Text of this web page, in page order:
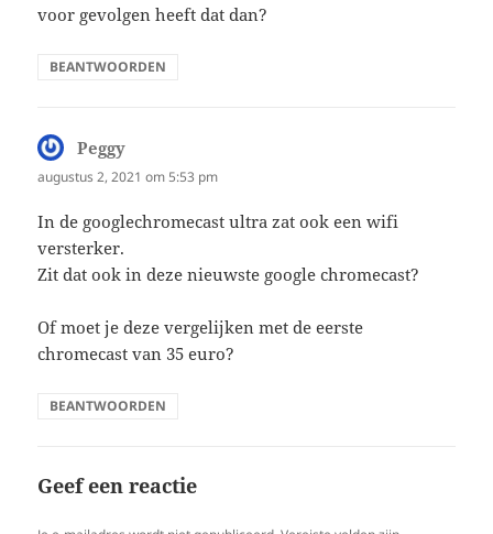
voor gevolgen heeft dat dan?
BEANTWOORDEN
Peggy
augustus 2, 2021 om 5:53 pm
In de googlechromecast ultra zat ook een wifi
versterker.
Zit dat ook in deze nieuwste google chromecast?
Of moet je deze vergelijken met de eerste
chromecast van 35 euro?
BEANTWOORDEN
Geef een reactie